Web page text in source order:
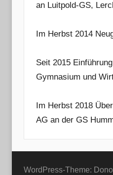
an Luitpold-GS,
Im Herbst 2014
Seit 2015
Gymnasium und
Im Herbst 2018
AG an der GS
WordPress-Theme: